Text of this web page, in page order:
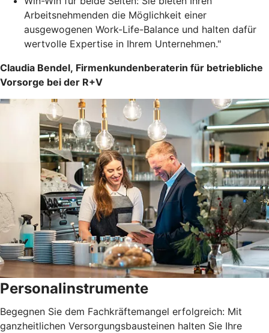
Arbeitsnehmenden die Möglichkeit einer
ausgewogenen Work-Life-Balance und halten dafür
wertvolle Expertise in Ihrem Unternehmen."
Claudia Bendel, Firmenkundenberaterin für betriebliche
Vorsorge bei der R+V
Personalinstrumente
Begegnen Sie dem Fachkräftemangel erfolgreich: Mit
ganzheitlichen Versorgungsbausteinen halten Sie Ihre